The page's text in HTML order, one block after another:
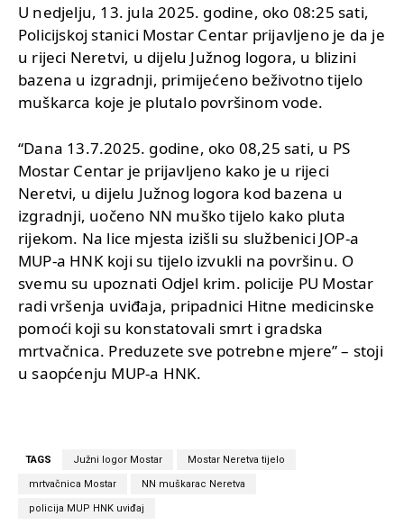
U nedjelju, 13. jula 2025. godine, oko 08:25 sati,
Policijskoj stanici Mostar Centar prijavljeno je da je
u rijeci Neretvi, u dijelu Južnog logora, u blizini
bazena u izgradnji, primijećeno beživotno tijelo
muškarca koje je plutalo površinom vode.
“Dana 13.7.2025. godine, oko 08,25 sati, u PS
Mostar Centar je prijavljeno kako je u rijeci
Neretvi, u dijelu Južnog logora kod bazena u
izgradnji, uočeno NN muško tijelo kako pluta
rijekom. Na lice mjesta izišli su službenici JOP-a
MUP-a HNK koji su tijelo izvukli na površinu. O
svemu su upoznati Odjel krim. policije PU Mostar
radi vršenja uviđaja, pripadnici Hitne medicinske
pomoći koji su konstatovali smrt i gradska
mrtvačnica. Preduzete sve potrebne mjere” – stoji
u saopćenju MUP-a HNK.
TAGS Južni logor Mostar Mostar Neretva tijelo
mrtvačnica Mostar NN muškarac Neretva
policija MUP HNK uviđaj